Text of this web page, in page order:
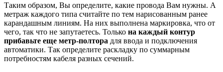
Таким образом, Вы определите, какие провода Вам нужны. А
метраж каждого типа считайте по тем нарисованным ранее
карандашным линиям. На них выполнена маркировка, что от
чего, так что не запутаетесь. Только на каждый контур
прибавьте еще метр-полтора для ввода и подключения
автоматики. Так определите раскладку по суммарным
потребностям кабеля разных сечений.